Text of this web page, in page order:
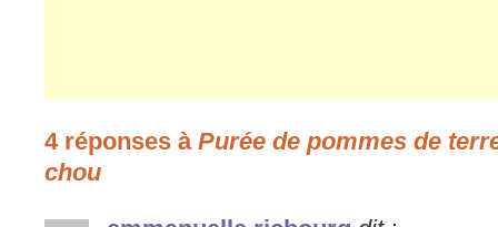
4 réponses à Purée de pommes de
chou